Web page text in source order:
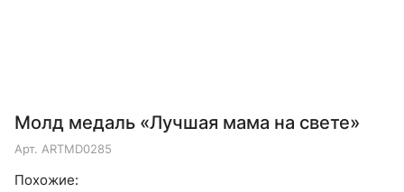
Молд медаль «Лучшая мама на свете»
Арт. ARTMD0285
Похожие: